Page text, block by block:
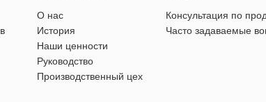
О нас
История
Наши ценности
Руководство
Производственный цех
Консультация по
Часто задаваемые